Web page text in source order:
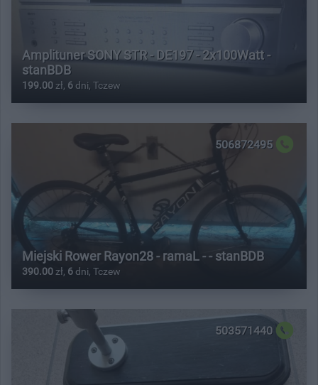
Amplituner SONY STR - DE197 - 2x100Watt -
stanBDB
199.00 zł, 6 dni, Tczew
506872495
Miejski Rower Rayon28 - ramaL - - stanBDB
390.00 zł, 6 dni, Tczew
503571440